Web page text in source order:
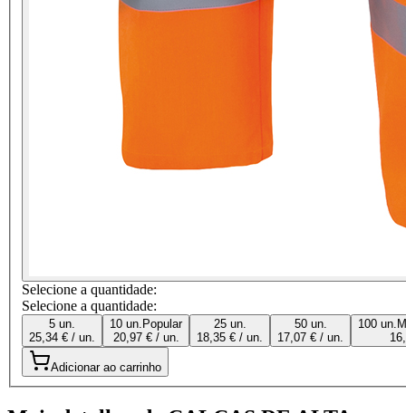
Selecione a quantidade:
Selecione a quantidade:
5 un.
25,34 € / un.
10 un. Popular
20,97 € / un.
25 un.
18,35 € / un.
50 un.
17,07 € / un.
100 un.
Adicionar ao carrinho